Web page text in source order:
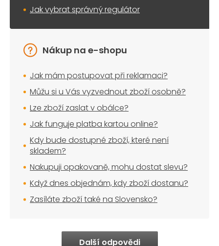
Jak vybrat správný regulátor
Nákup na e-shopu
Jak mám postupovat při reklamaci?
Můžu si u Vás vyzvednout zboží osobně?
Lze zboží zaslat v obálce?
Jak funguje platba kartou online?
Kdy bude dostupné zboží, které není
skladem?
Nakupuji opakovaně, mohu dostat slevu?
Když dnes objednám, kdy zboží dostanu?
Zasíláte zboží také na Slovensko?
Další odpovědi